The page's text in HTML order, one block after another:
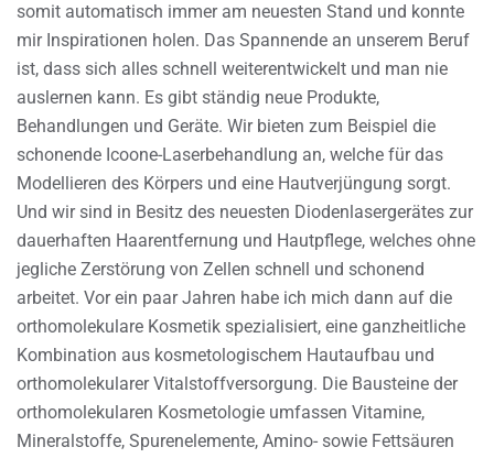
somit automatisch immer am neuesten Stand und konnte
mir Inspirationen holen. Das Spannende an unserem Beruf
ist, dass sich alles schnell weiterentwickelt und man nie
auslernen kann. Es gibt ständig neue Produkte,
Behandlungen und Geräte. Wir bieten zum Beispiel die
schonende Icoone-Laserbehandlung an, welche für das
Modellieren des Körpers und eine Hautverjüngung sorgt.
Und wir sind in Besitz des neuesten Diodenlasergerätes zur
dauerhaften Haarentfernung und Hautpflege, welches ohne
jegliche Zerstörung von Zellen schnell und schonend
arbeitet. Vor ein paar Jahren habe ich mich dann auf die
orthomolekulare Kosmetik spezialisiert, eine ganzheitliche
Kombination aus kosmetologischem Hautaufbau und
orthomolekularer Vitalstoffversorgung. Die Bausteine der
orthomolekularen Kosmetologie umfassen Vitamine,
Mineralstoffe, Spurenelemente, Amino- sowie Fettsäuren